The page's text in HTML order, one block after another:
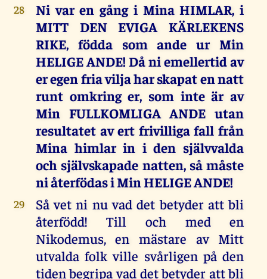
28
Ni var en gång i Mina HIMLAR, i
MITT DEN EVIGA KÄRLEKENS
RIKE, födda som ande ur Min
HELIGE ANDE! Då ni emellertid av
er egen fria vilja har skapat en natt
runt omkring er, som inte är av
Min FULLKOMLIGA ANDE utan
resultatet av ert frivilliga fall från
Mina himlar in i den självvalda
och självskapade natten, så måste
ni återfödas i Min HELIGE ANDE!
29
Så vet ni nu vad det betyder att bli
återfödd! Till och med en
Nikodemus, en mästare av Mitt
utvalda folk ville svårligen på den
tiden begripa vad det betyder att bli